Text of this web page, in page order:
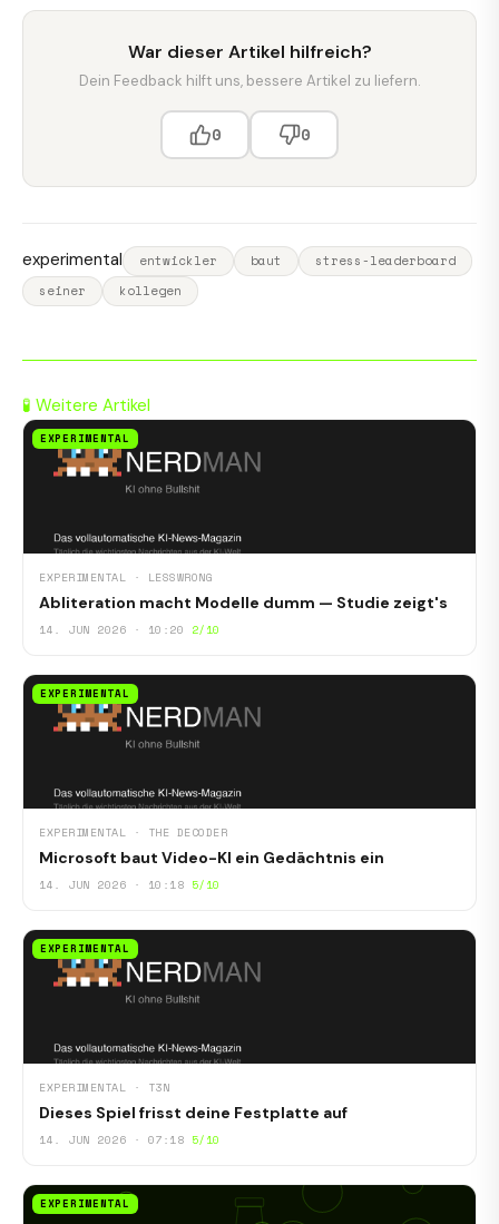
War dieser Artikel hilfreich?
Dein Feedback hilft uns, bessere Artikel zu liefern.
0 0
experimental entwickler baut
stress-leaderboard
seiner
kollegen
🧪 Weitere Artikel
EXPERIMENTAL
EXPERIMENTAL · LESSWRONG
Abliteration macht Modelle dumm — Studie zeigt's
14. JUN 2026 · 10:20 2/10
EXPERIMENTAL
EXPERIMENTAL · THE DECODER
Microsoft baut Video-KI ein Gedächtnis ein
14. JUN 2026 · 10:18 5/10
EXPERIMENTAL
EXPERIMENTAL · T3N
Dieses Spiel frisst deine Festplatte auf
14. JUN 2026 · 07:18 5/10
EXPERIMENTAL